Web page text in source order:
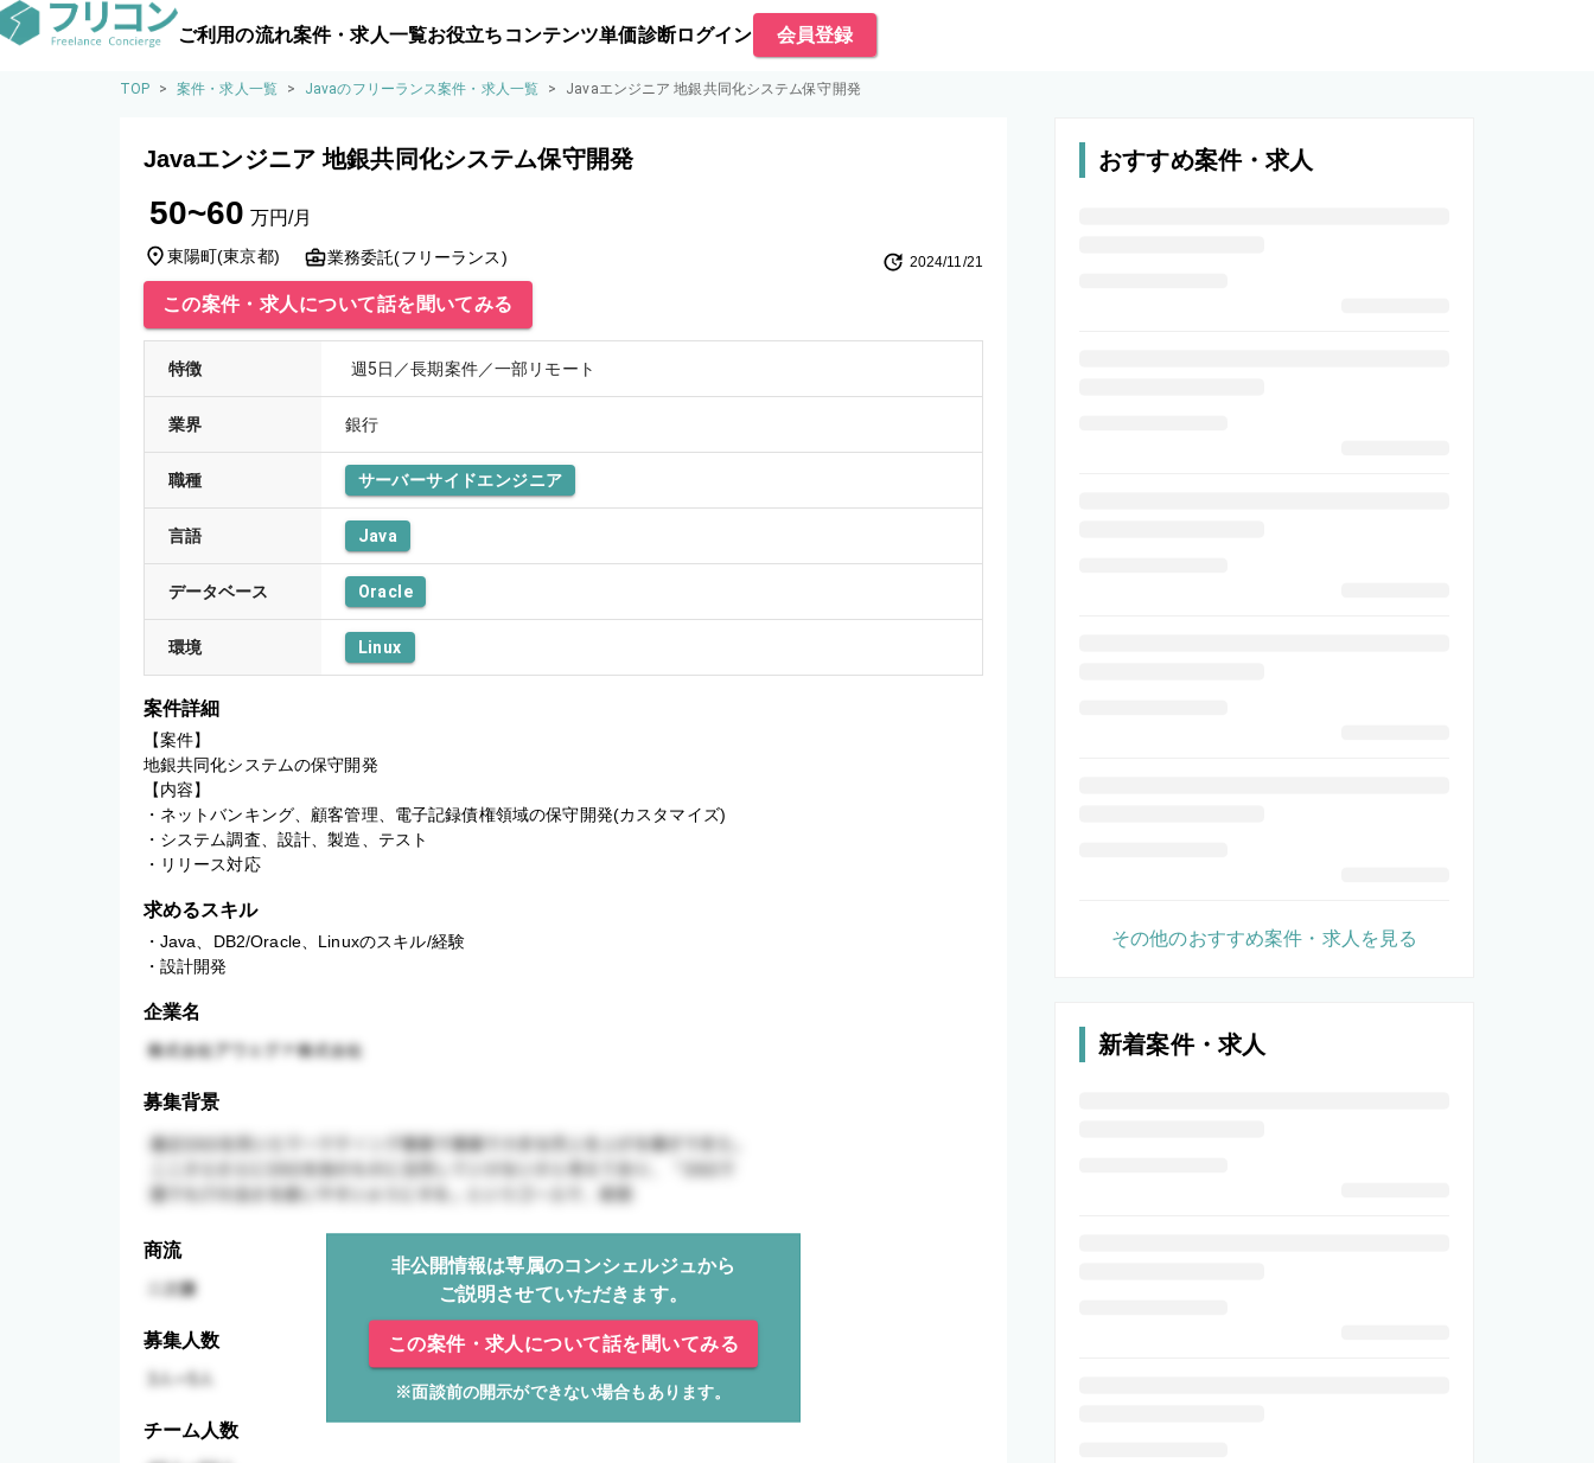
ご利用の流れ案件・求人一覧お役立ちコンテンツ単価診断ログイン 会員登録
TOP > 案件・求人一覧 > Javaのフリーランス案件・求人一覧 > Javaエンジニア 地銀共同化システム保守開発
Javaエンジニア 地銀共同化システム保守開発
50~60 万円/月
東陽町(東京都) 業務委託(フリーランス) 2024/11/21
この案件・求人について話を聞いてみる
特徴 週5日／長期案件／一部リモート
業界 銀行
職種 サーバーサイドエンジニア
言語 Java
データベース Oracle
環境 Linux
案件詳細
【案件】
地銀共同化システムの保守開発
【内容】
・ネットバンキング、顧客管理、電子記録債権領域の保守開発(カスタマイズ)
・システム調査、設計、製造、テスト
・リリース対応
求めるスキル
・Java、DB2/Oracle、Linuxのスキル/経験
・設計開発
企業名
募集背景
商流
非公開情報は専属のコンシェルジュから
ご説明させていただきます。
この案件・求人について話を聞いてみる
※面談前の開示ができない場合もあります。
募集人数
チーム人数
おすすめ案件・求人
その他のおすすめ案件・求人を見る
新着案件・求人